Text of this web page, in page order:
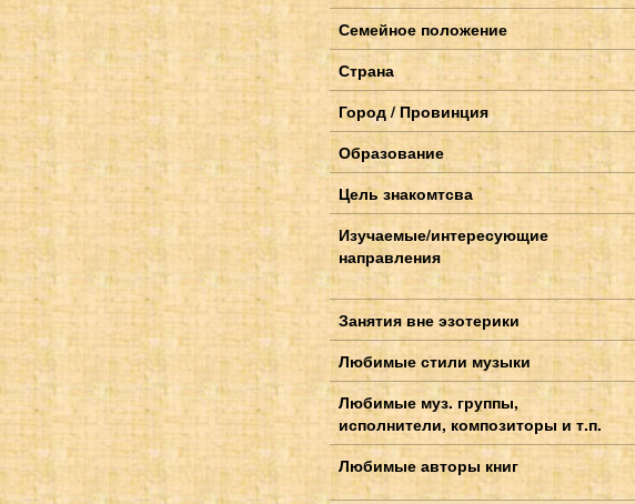
Семейное положение
Страна
Город / Провинция
Образование
Цель знакомтсва
Изучаемые/интересующие
направления
Занятия вне эзотерики
Любимые стили музыки
Любимые муз. группы,
исполнители, композиторы и т.п.
Любимые авторы книг